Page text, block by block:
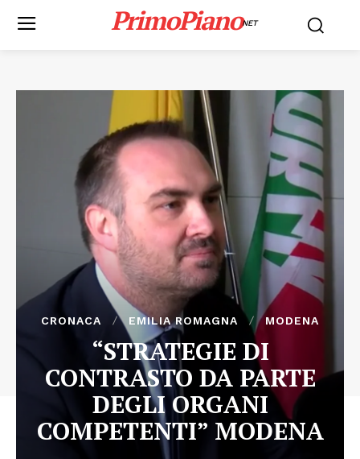
PrimoPianoNET
CRONACA EMILIA ROMAGNA MODENA
“STRATEGIE DI
CONTRASTO DA PARTE
DEGLI ORGANI
COMPETENTI” MODENA